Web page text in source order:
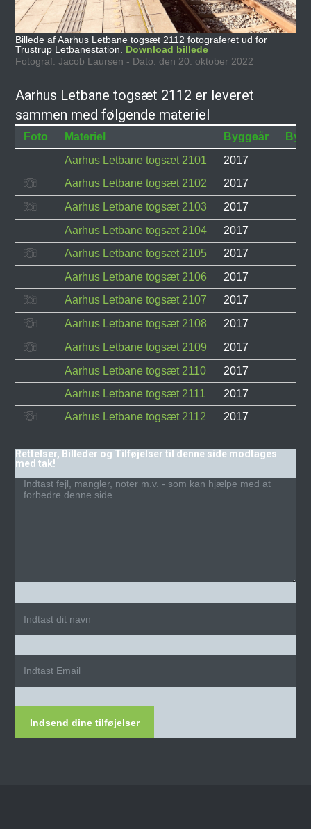
Billede af Aarhus Letbane togsæt 2112 fotograferet ud for
Trustrup Letbanestation. Download billede
Fotograf: Jacob Laursen - Dato: den 20. oktober 2022
Aarhus Letbane togsæt 2112 er leveret
sammen med følgende materiel
Foto Materiel Byggeår
Aarhus Letbane togsæt 2101
2017
Aarhus Letbane togsæt 2102
2017
Aarhus Letbane togsæt 2103
2017
Aarhus Letbane togsæt 2104
2017
Aarhus Letbane togsæt 2105
2017
Aarhus Letbane togsæt 2106
2017
Aarhus Letbane togsæt 2107
2017
Aarhus Letbane togsæt 2108
2017
Aarhus Letbane togsæt 2109
2017
Aarhus Letbane togsæt 2110
2017
Aarhus Letbane togsæt 2111
2017
Aarhus Letbane togsæt 2112
2017
Rettelser, Billeder og Tilføjelser til denne side modtages
med tak!
Indsend dine tilføjelser